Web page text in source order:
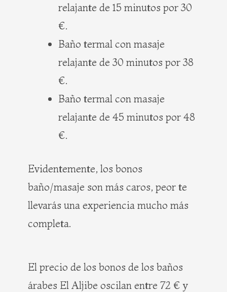
relajante de 15 minutos por 30
€.
Baño termal con masaje
relajante de 30 minutos por 38
€.
Baño termal con masaje
relajante de 45 minutos por 48
€.
Evidentemente, los bonos
baño/masaje son más caros, peor te
llevarás una experiencia mucho más
completa.
El precio de los bonos de los baños
árabes El Aljibe oscilan entre 72 € y